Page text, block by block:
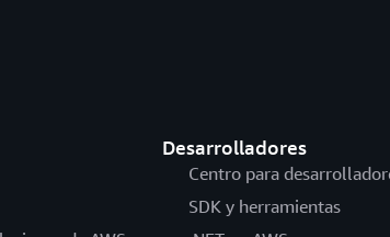
Desarrolladores
Centro para
SDK y herramientas